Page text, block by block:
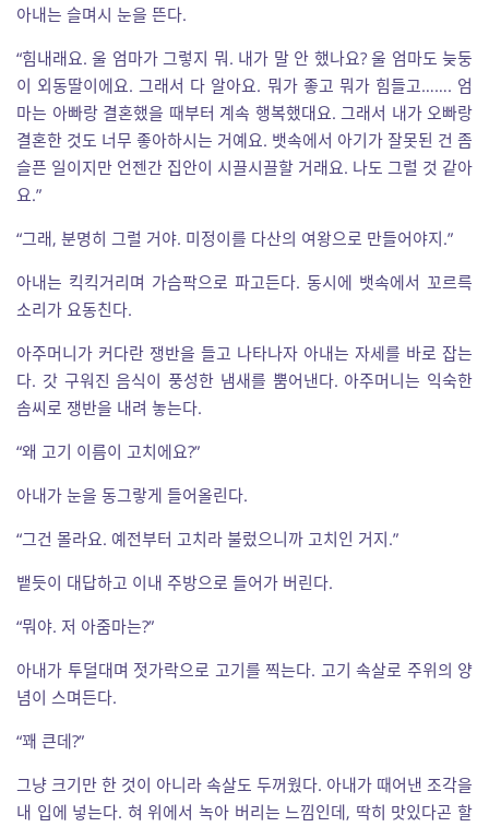
아내는 슬며시 눈을 뜬다.
“힘내래요. 울 엄마가 그렇지 뭐. 내가 말 안 했나요? 울 엄마도 늦둥
이 외동딸이에요. 그래서 다 알아요. 뭐가 좋고 뭐가 힘들고……. 엄
마는 아빠랑 결혼했을 때부터 계속 행복했대요. 그래서 내가 오빠랑
결혼한 것도 너무 좋아하시는 거예요. 뱃속에서 아기가 잘못된 건 좀
슬픈 일이지만 언젠간 집안이 시끌시끌할 거래요. 나도 그럴 것 같아
요.”
“그래, 분명히 그럴 거야. 미정이를 다산의 여왕으로 만들어야지.”
아내는 킥킥거리며 가슴팍으로 파고든다. 동시에 뱃속에서 꼬르륵
소리가 요동친다.
아주머니가 커다란 쟁반을 들고 나타나자 아내는 자세를 바로 잡는
다. 갓 구워진 음식이 풍성한 냄새를 뿜어낸다. 아주머니는 익숙한
솜씨로 쟁반을 내려 놓는다.
“왜 고기 이름이 고치에요?”
아내가 눈을 동그랗게 들어올린다.
“그건 몰라요. 예전부터 고치라 불렀으니까 고치인 거지.”
뱉듯이 대답하고 이내 주방으로 들어가 버린다.
“뭐야. 저 아줌마는?”
아내가 투덜대며 젓가락으로 고기를 찍는다. 고기 속살로 주위의 양
념이 스며든다.
“꽤 큰데?”
그냥 크기만 한 것이 아니라 속살도 두꺼웠다. 아내가 때어낸 조각을
내 입에 넣는다. 혀 위에서 녹아 버리는 느낌인데, 딱히 맛있다곤 할